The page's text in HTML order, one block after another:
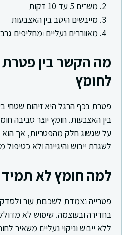
משרים 5 עד 10 דקות
מייבשים היטב בין האצבעות
מאווררים נעליים ומחליפים
מה הקשר בין
לחומץ
פטרת בכף הרגל היא זיהום שטחי
בין האצבעות. חומץ יוצר סביבה
על שגשוג חלק מהפטריות, אך
לשגרת ייבוש והיגיינה ולא כטיפול
למה חומץ לא
פטרייה נצמדת לשכבות עור
בחדירה ובעוצמה. שימוש לא מדולל
ללא ייבוש וניקוי נעליים משאיר